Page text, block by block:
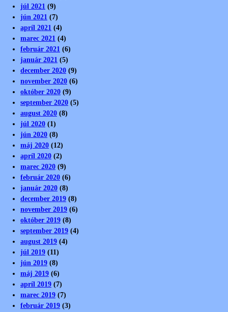
júl 2021 (9)
jún 2021 (7)
apríl 2021 (4)
marec 2021 (4)
február 2021 (6)
január 2021 (5)
december 2020 (9)
november 2020 (6)
október 2020 (9)
september 2020 (5)
august 2020 (8)
júl 2020 (1)
jún 2020 (8)
máj 2020 (12)
apríl 2020 (2)
marec 2020 (9)
február 2020 (6)
január 2020 (8)
december 2019 (8)
november 2019 (6)
október 2019 (8)
september 2019 (4)
august 2019 (4)
júl 2019 (11)
jún 2019 (8)
máj 2019 (6)
apríl 2019 (7)
marec 2019 (7)
február 2019 (3)